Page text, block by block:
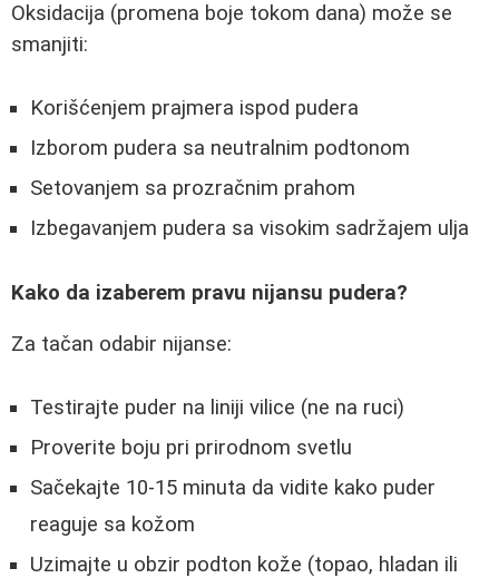
Oksidacija (promena boje tokom dana) može se
smanjiti:
Korišćenjem prajmera ispod pudera
Izborom pudera sa neutralnim podtonom
Setovanjem sa prozračnim prahom
Izbegavanjem pudera sa visokim sadržajem ulja
Kako da izaberem pravu nijansu pudera?
Za tačan odabir nijanse:
Testirajte puder na liniji vilice (ne na ruci)
Proverite boju pri prirodnom svetlu
Sačekajte 10-15 minuta da vidite kako puder
reaguje sa kožom
Uzimajte u obzir podton kože (topao, hladan ili